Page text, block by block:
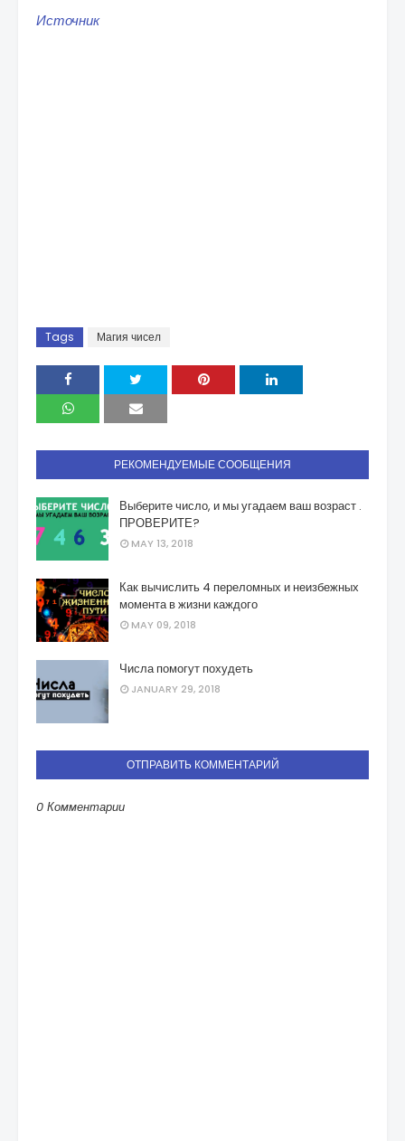
Источник
Tags Магия чисел
РЕКОМЕНДУЕМЫЕ СООБЩЕНИЯ
Выберите число, и мы угадаем ваш возраст .
ПРОВЕРИТЕ?
MAY 13, 2018
Как вычислить 4 переломных и неизбежных
момента в жизни каждого
MAY 09, 2018
Числа помогут похудеть
JANUARY 29, 2018
ОТПРАВИТЬ КОММЕНТАРИЙ
0 Комментарии